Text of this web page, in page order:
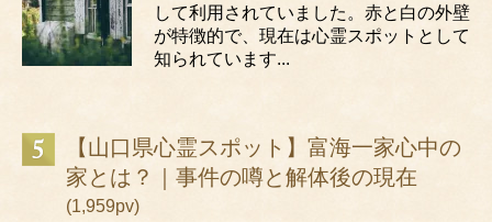
して利用されていました。赤と白の外壁
が特徴的で、現在は心霊スポットとして
知られています...
【山口県心霊スポット】富海一家心中の
家とは？｜事件の噂と解体後の現在
(1,959pv)